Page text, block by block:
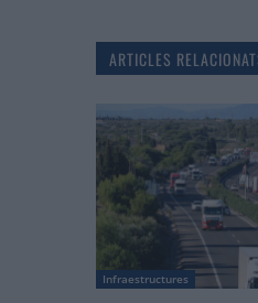
ARTICLES
Infraestructures